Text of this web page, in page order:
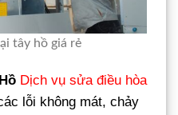
tây hồ giá rẻ
Dịch vụ sửa điều hòa
lỗi không mát, chảy